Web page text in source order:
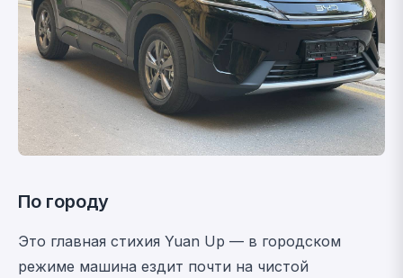
По городу
Это главная стихия Yuan Up — в городском
режиме машина ездит почти на чистой